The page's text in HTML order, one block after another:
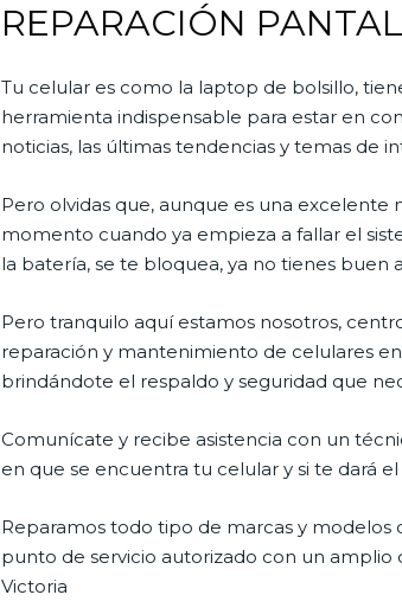
REPARACIÓN
Tu celular es como la laptop de bolsillo,
herramienta indispensable para estar en
noticias, las últimas tendencias y temas de
Pero olvidas que, aunque es una
momento cuando ya empieza a fallar el
la batería, se te bloquea, ya no tienes buen
Pero tranquilo aquí estamos nosotros,
reparación y mantenimiento de celulares
brindándote el respaldo y seguridad que
Comunícate y recibe asistencia con un
en que se encuentra tu celular y si te dará
Reparamos todo tipo de marcas y
punto de servicio autorizado con un
Victoria